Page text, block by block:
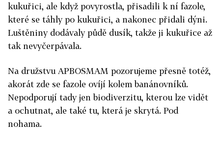
kukuřici, ale když povyrostla, přisadili k ní fazole,
které se táhly po kukuřici, a nakonec přidali dýni.
Luštěniny dodávaly půdě dusík, takže ji kukuřice až
tak nevyčerpávala.
Na družstvu APBOSMAM pozorujeme přesně totéž,
akorát zde se fazole ovíjí kolem banánovníků.
Nepodporují tady jen biodiverzitu, kterou lze vidět
a ochutnat, ale také tu, která je skrytá. Pod
nohama.